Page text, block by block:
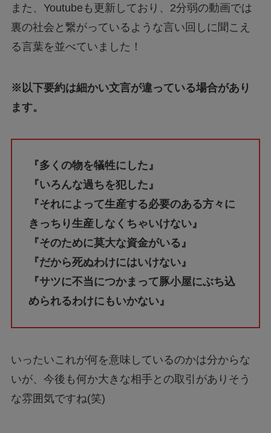
また、Youtubeも更新しており、2分弱の動画では
裏の社会と繋がっているような言い回しに聞こえ
る言葉を並べていました！
※以下要約は細かい文言が違っている場合があり
ます。
『多くの物を犠牲にした』
『いろんな過ちを犯した』
『それによって生産する必要のある方々に
きっちり生産しなくちゃいけない』
『そのために莫大な資金がいる』
『だから死ぬわけにはいけない』
『サツに不当につかまって豚小屋にぶち込
められるわけにもいかない』
いったいこれが何を意味しているのかは分からな
いが、今後も何か大きな相手との取引がありそう
な雰囲気ですね(笑)